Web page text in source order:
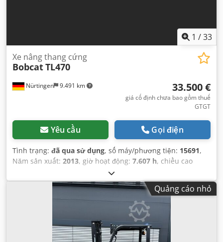
1 /33
Nürtingen 9.491 km
Xe nâng thang cứng
BobcatTL470
33.500 €
giá cố định chưa bao gồm thuế
GTGT
Yêu cầu Gọi điện
Tình trạng: đã qua sử dụng, số máy/phương tiện: 15691,
Năm sản xuất: 2013, giờ hoạt động: 7.607 h, chiều cao
Quảng cáo nhỏ